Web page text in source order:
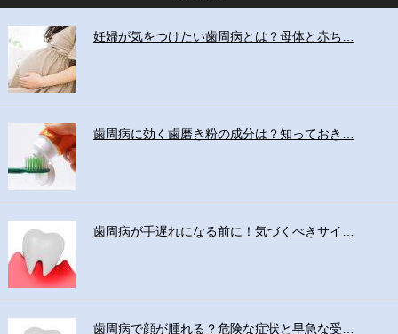
妊婦が気をつけたい歯周病とは？母体と赤ち…
歯周病に効く歯磨き粉の成分は？知っておき…
歯周病が手遅れになる前に！気づくべきサイ…
歯周病で顔が腫れる？危険な症状と早急な受…